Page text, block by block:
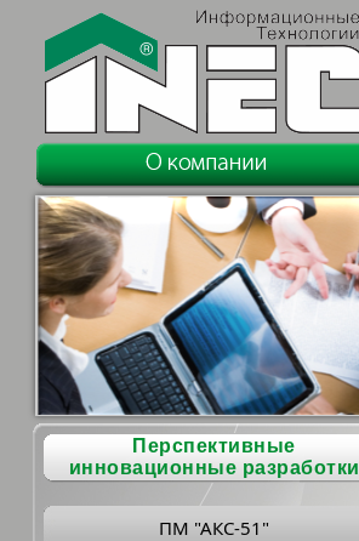
Перспективные
инновационные разработки
ПМ "АКС-51"